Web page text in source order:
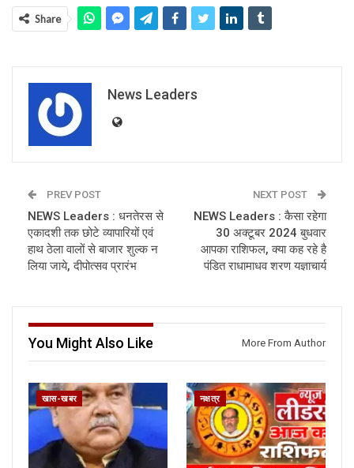
Share
News Leaders
PREV POST
NEWS Leaders : धनतेरस से
एकादशी तक छोटे व्यापारियों एवं
हाथ ठेला वालों से बाजार शुल्क न
लिया जाये, दीपोत्सव प्रारंभ
NEXT POST
NEWS Leaders : कैसा रहेगा
30 अक्टूबर 2024 बुधवार
आपका राशिफल, क्या कह रहे है
पंडित राधामाधव शरण यज्ञाचार्य
You Might Also Like More From Author
खास-खबर नक्षत्र